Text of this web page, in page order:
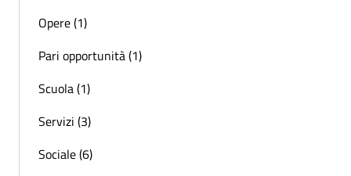
Opere (1)
Pari opportunità (1)
Scuola (1)
Servizi (3)
Sociale (6)